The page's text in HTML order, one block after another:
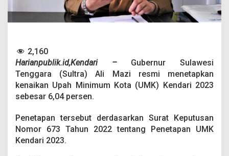
2
3
R
i
D
i
e
a
p
k
2,160
Harianpublik.id,Kendari –
Gubernur Sulawesi
Tenggara (Sultra) Ali Mazi resmi menetapkan
kenaikan Upah Minimum Kota (UMK) Kendari 2023
sebesar 6,04 persen.
Penetapan tersebut derdasarkan Surat Keputusan
Nomor 673 Tahun 2022 tentang Penetapan UMK
Kendari 2023.